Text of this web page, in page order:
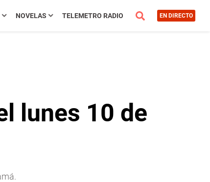
NOVELAS TELEMETRO RADIO EN DIRECTO
lunes 10 de